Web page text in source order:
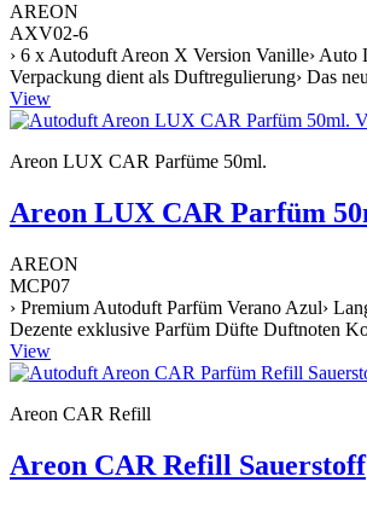
AREON
AXV02-6
› 6 x Autoduft Areon X Version Vanille› Auto
Verpackung dient als Duftregulierung› Das
View
Areon LUX CAR Parfüme 50ml.
Areon LUX CAR Parfüm
AREON
MCP07
› Premium Autoduft Parfüm Verano Azul›
Dezente exklusive Parfüm Düfte Duftnoten
View
Areon CAR Refill
Areon CAR Refill Sauerstoff